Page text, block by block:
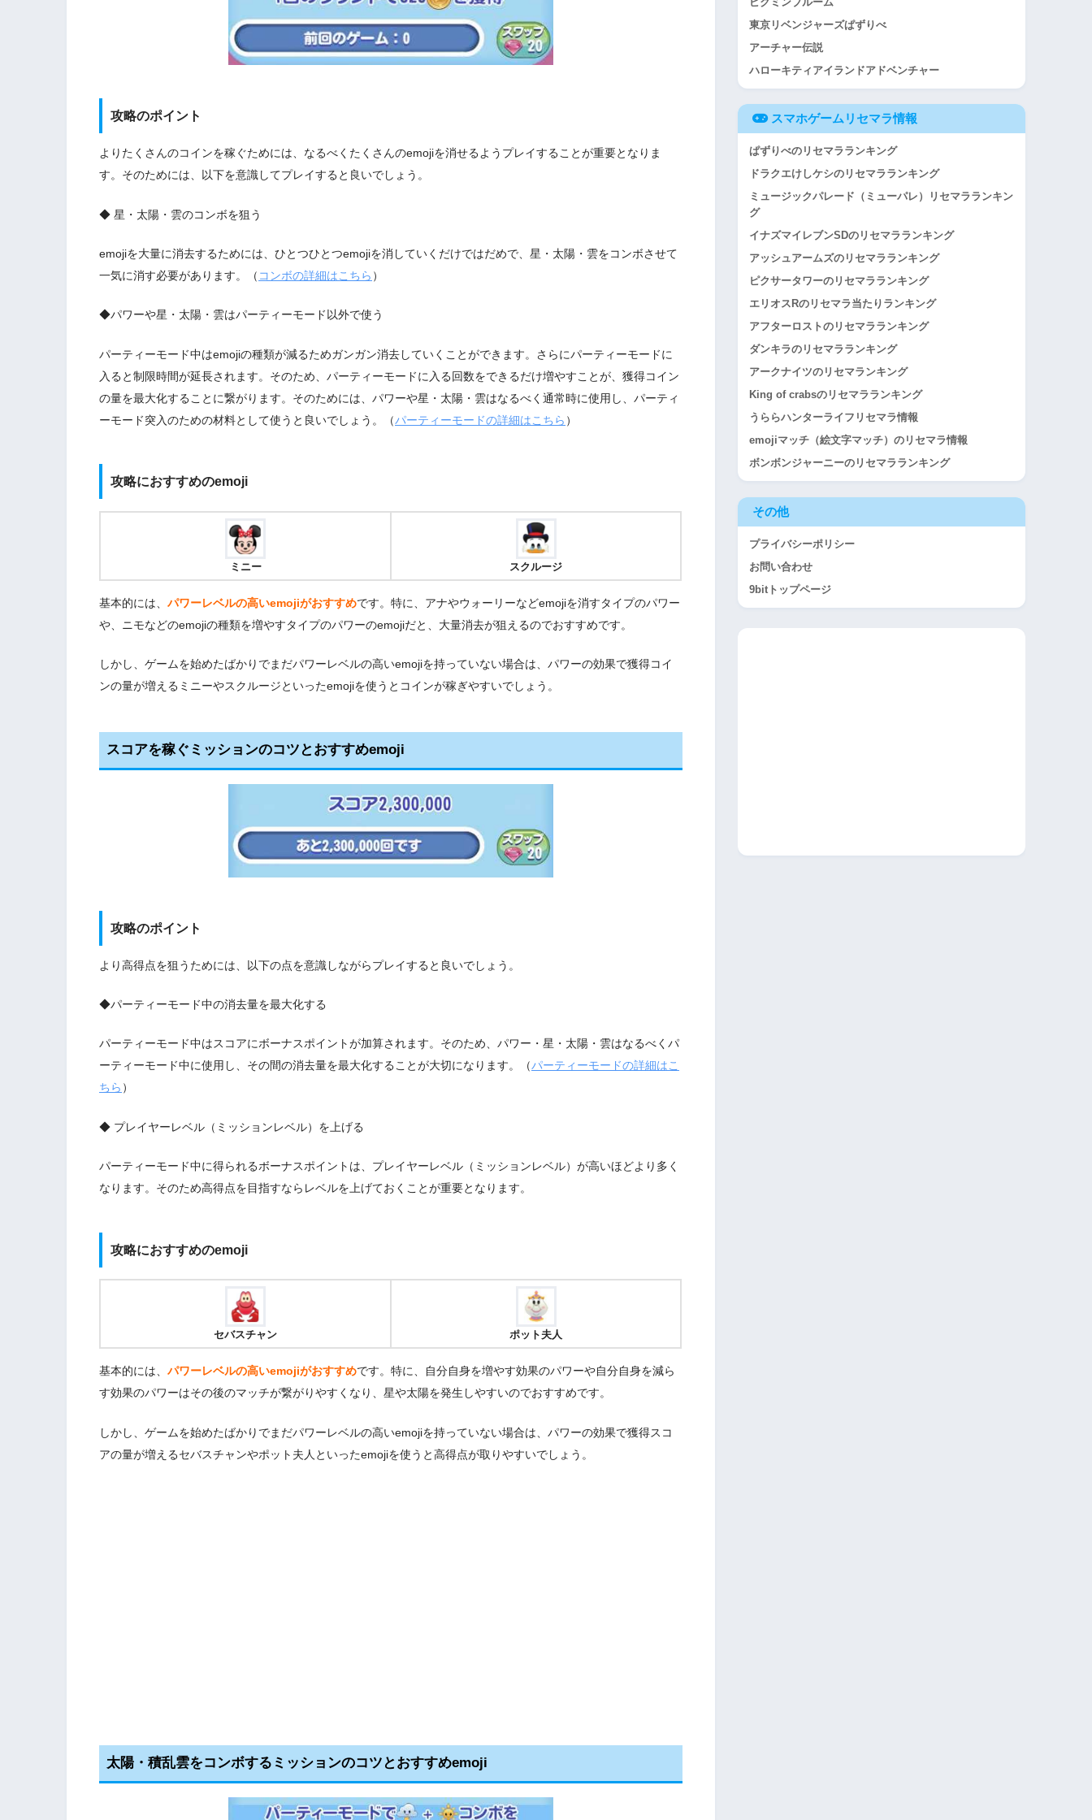
攻略のポイント
よりたくさんのコインを稼ぐためには、なるべくたくさんのemojiを消せるようプレイすることが重要となりま
す。そのためには、以下を意識してプレイすると良いでしょう。
◆ 星・太陽・雲のコンボを狙う
emojiを大量に消去するためには、ひとつひとつemojiを消していくだけではだめで、星・太陽・雲をコンボさせて
一気に消す必要があります。（ コンボの詳細はこちら ）
◆パワーや星・太陽・雲はパーティーモード以外で使う
パーティーモード中はemojiの種類が減るためガンガン消去していくことができます。さらにパーティーモードに
入ると制限時間が延長されます。そのため、パーティーモードに入る回数をできるだけ増やすことが、獲得コイン
の量を最大化することに繋がります。そのためには、パワーや星・太陽・雲はなるべく通常時に使用し、パーティ
ーモード突入のための材料として使うと良いでしょう。（パーティーモードの詳細はこちら ）
攻略におすすめのemoji
ミニー スクルージ
基本的には、 パワーレベルの高いemojiがおすすめです。特に、アナやウォーリーなどemojiを消すタイプのパワー
や、ニモなどのemojiの種類を増やすタイプのパワーのemojiだと、大量消去が狙えるのでおすすめです。
しかし、ゲームを始めたばかりでまだパワーレベルの高いemojiを持っていない場合は、パワーの効果で獲得コイ
ンの量が増えるミニーやスクルージといったemojiを使うとコインが稼ぎやすいでしょう。
スコアを稼ぐミッションのコツとおすすめemoji
攻略のポイント
より高得点を狙うためには、以下の点を意識しながらプレイすると良いでしょう。
◆パーティーモード中の消去量を最大化する
パーティーモード中はスコアにボーナスポイントが加算されます。そのため、パワー・星・太陽・雲はなるべくパ
ーティーモード中に使用し、その間の消去量を最大化することが大切になります。（パーティーモードの詳細はこ
ちら ）
◆ プレイヤーレベル（ミッションレベル）を上げる
パーティーモード中に得られるボーナスポイントは、プレイヤーレベル（ミッションレベル）が高いほどより多く
なります。そのため高得点を目指すならレベルを上げておくことが重要となります。
攻略におすすめのemoji
セバスチャン ポット夫人
基本的には、 パワーレベルの高いemojiがおすすめです。特に、自分自身を増やす効果のパワーや自分自身を減ら
す効果のパワーはその後のマッチが繋がりやすくなり、星や太陽を発生しやすいのでおすすめです。
しかし、ゲームを始めたばかりでまだパワーレベルの高いemojiを持っていない場合は、パワーの効果で獲得スコ
アの量が増えるセバスチャンやポット夫人といったemojiを使うと高得点が取りやすいでしょう。
太陽・積乱雲をコンボするミッションのコツとおすすめemoji
東京リベンジャーズぱずりべ
アーチャー伝説
ハローキティアイランドアドベンチャー
スマホゲームリセマラ情報
ぱずりべのリセマラランキング
ドラクエけしケシのリセマラランキング
ミュージックパレード（ミューパレ）リセマラランキン
グ
イナズマイレブンSDのリセマラランキング
アッシュアームズのリセマラランキング
ピクサータワーのリセマラランキング
エリオスRのリセマラ当たりランキング
アフターロストのリセマラランキング
ダンキラのリセマラランキング
アークナイツのリセマランキング
King of crabsのリセマラランキング
うららハンターライフリセマラ情報
emojiマッチ（絵文字マッチ）のリセマラ情報
ボンボンジャーニーのリセマラランキング
その他
プライバシーポリシー
お問い合わせ
9bitトップページ